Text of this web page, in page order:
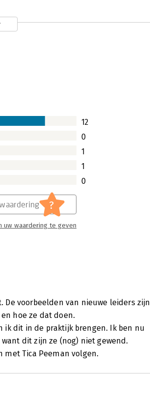
12
0
1
1
0
?
uw waardering te geven
De voorbeelden van nieuwe leiders zijn
hoe ze dat doen.
ik dit in de praktijk brengen. Ik ben nu
dit zijn ze (nog) niet gewend.
met Tica Peeman volgen.